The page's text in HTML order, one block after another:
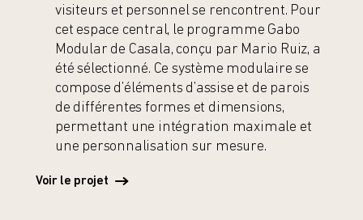
visiteurs et personnel se rencontrent. Pour
cet espace central, le programme Gabo
Modular de Casala, conçu par Mario Ruiz, a
été sélectionné. Ce système modulaire se
compose d’éléments d’assise et de parois
de différentes formes et dimensions,
permettant une intégration maximale et
une personnalisation sur mesure.
Voir le projet